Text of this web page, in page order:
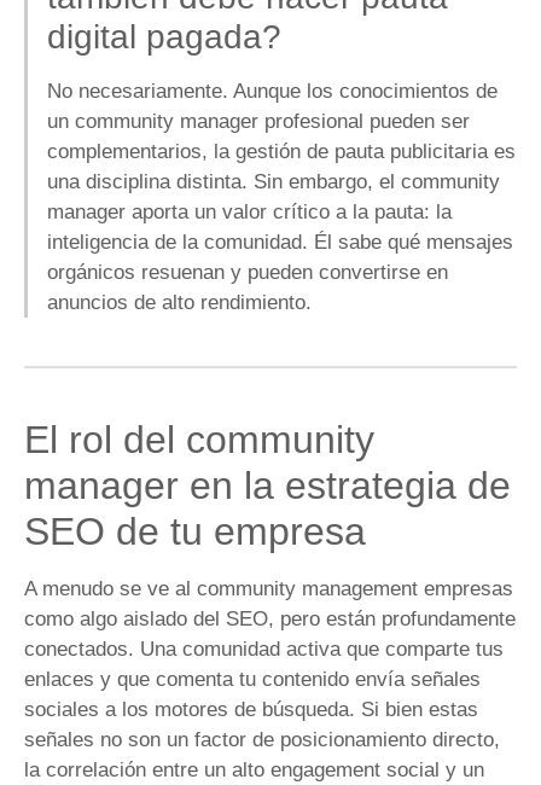
digital pagada?
No necesariamente. Aunque los conocimientos de
un community manager profesional pueden ser
complementarios, la gestión de pauta publicitaria es
una disciplina distinta. Sin embargo, el community
manager aporta un valor crítico a la pauta: la
inteligencia de la comunidad. Él sabe qué mensajes
orgánicos resuenan y pueden convertirse en
anuncios de alto rendimiento.
El rol del community
manager en la estrategia de
SEO de tu empresa
A menudo se ve al community management empresas
como algo aislado del SEO, pero están profundamente
conectados. Una comunidad activa que comparte tus
enlaces y que comenta tu contenido envía señales
sociales a los motores de búsqueda. Si bien estas
señales no son un factor de posicionamiento directo,
la correlación entre un alto engagement social y un